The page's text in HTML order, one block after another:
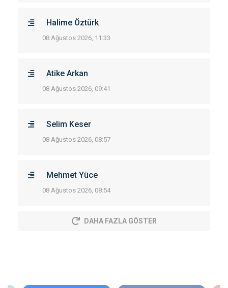
Halime Öztürk
08 Ağustos 2026, 11:33
Atike Arkan
08 Ağustos 2026, 09:41
Selim Keser
08 Ağustos 2026, 08:57
Mehmet Yüce
08 Ağustos 2026, 08:54
DAHA FAZLA GÖSTER